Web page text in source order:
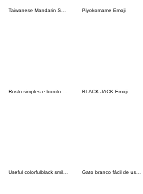
Taiwanese Mandarin Super practical Piyokomame Emoji
BLACK JACK Emoji